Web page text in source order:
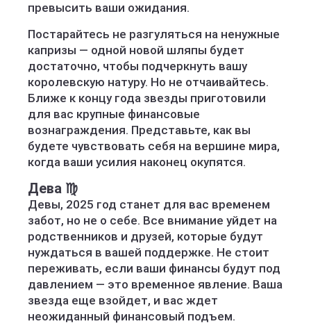
превысить ваши ожидания.
Постарайтесь не разгуляться на ненужные
капризы — одной новой шляпы будет
достаточно, чтобы подчеркнуть вашу
королевскую натуру. Но не отчаивайтесь.
Ближе к концу года звезды приготовили
для вас крупные финансовые
вознаграждения. Представьте, как вы
будете чувствовать себя на вершине мира,
когда ваши усилия наконец окупятся.
Дева ♍️
Девы, 2025 год станет для вас временем
забот, но не о себе. Все внимание уйдет на
родственников и друзей, которые будут
нуждаться в вашей поддержке. Не стоит
переживать, если ваши финансы будут под
давлением — это временное явление. Ваша
звезда еще взойдет, и вас ждет
неожиданный финансовый подъем.